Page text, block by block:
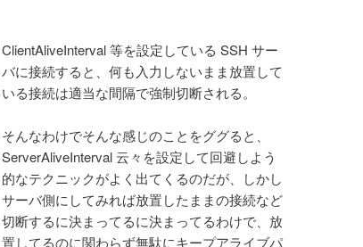
ClientAliveInterval 等を設定している SSH サー
バに接続すると、何も入力しないまま放置して
いる接続は適当な間隔で強制切断される。
そんなわけでそんな感じのことをググると、
ServerAliveInterval 云々を設定して回避しよう
的なテクニックがよく出てくるのだが、しかし
サーバ側にしてみれば放置したままの接続など
切断するに決まってるに決まってるわけで、放
置してるのに関わらず無駄にキープアライブパ